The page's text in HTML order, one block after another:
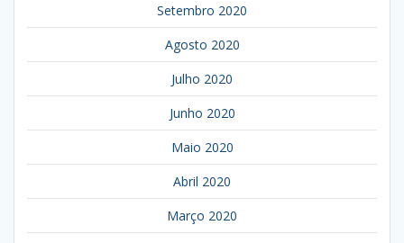
Setembro 2020
Agosto 2020
Julho 2020
Junho 2020
Maio 2020
Abril 2020
Março 2020